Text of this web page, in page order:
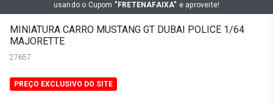
usando o Cupom "FRETENAFAIXA" e aproveite!
MINIATURA CARRO MUSTANG GT DUBAI POLICE 1/64
MAJORETTE
27657
PREÇO EXCLUSIVO DO SITE